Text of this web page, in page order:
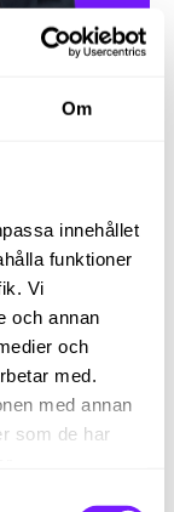
Om
innehållet
funktioner
Vi
och annan
och
med.
med annan
som de har